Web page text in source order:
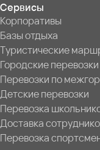
Сервисы
Корпоративы
Базы отдыха
Туристические
Городские перевозки
Перевозки по
Детские перевозки
Перевозка
Доставка
Перевозка